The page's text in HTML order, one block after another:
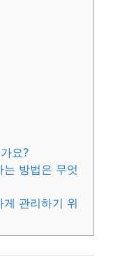
요?
방법은 무엇
관리하기 위